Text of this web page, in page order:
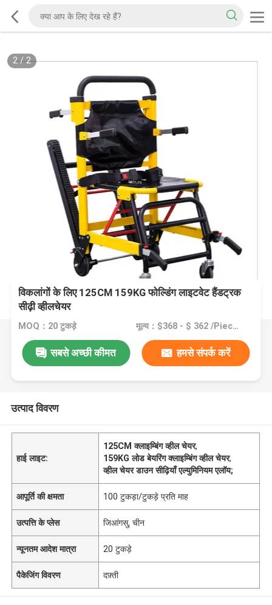
2/2
विकलांगों के लिए 125CM 159KG फोल्डिंग लाइटवेट हैंडट्रक
सीढ़ी व्हीलचेयर
MOQ：20 टुकड़े मूल्य：$368 - $ 362 /Pieces 20-49 Pieces
सबसे अच्छी कीमत हमसे संपर्क करें
उत्पाद विवरण
हाई लाइट:
125CM क्लाइम्बिंग व्हील चेयर,
159KG लोड बेयरिंग क्लाइम्बिंग व्हील चेयर,
व्हील चेयर डाउन सीढ़ियाँ एल्युमिनियम एलॉय;
आपूर्ति की क्षमता 100 टुकड़ा/टुकड़े प्रति माह
उत्पत्ति के प्लेस जिआंगसु, चीन
न्यूनतम आदेश मात्रा 20 टुकड़े
पैकेजिंग विवरण दफ़्ती